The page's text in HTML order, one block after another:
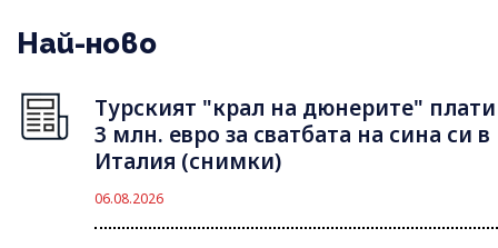
Най-ново
Турският "крал на дюнерите" плати
3 млн. евро за сватбата на сина си в
Италия (снимки)
06.08.2026